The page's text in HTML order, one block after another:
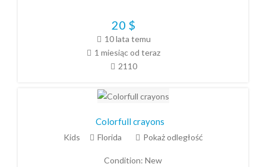
20 $
10 lata temu
1 miesiąc od teraz
2110
Colorfull crayons
Kids Florida Pokaż odległość
Condition: New